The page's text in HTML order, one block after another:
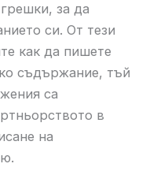
за да
си. От тези
как да пишете
съдържание, тъй
са
в
на